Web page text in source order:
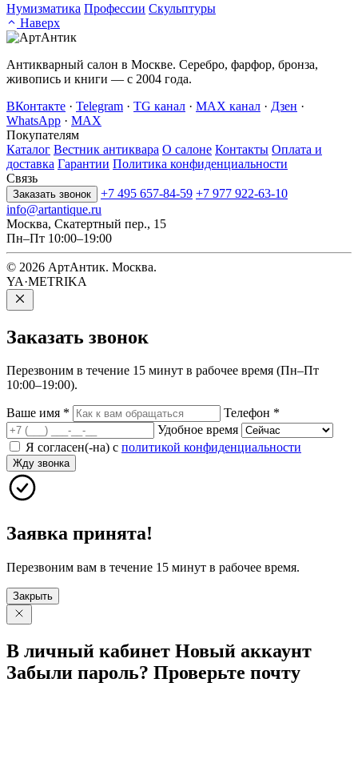
Нумизматика Профессии Скульптуры
Наверх
Антикварный салон в Москве. Серебро, фарфор, бронза,
живопись и книги — с 2004 года.
ВКонтакте · Telegram · TG канал · MAX канал · Дзен ·
WhatsApp · MAX
Покупателям
Каталог Вестник антиквара О салоне Контакты Оплата и
доставка Гарантии Политика конфиденциальности
Связь
Заказать звонок +7 495 657-84-59 +7 977 922-63-10
info@artantique.ru
Москва, Скатертный пер., 15
Пн–Пт 10:00–19:00
© 2026 АртАнтик. Москва.
YA·METRIKA
Заказать звонок
Перезвоним в течение 15 минут в рабочее время (Пн–Пт
10:00–19:00).
Ваше имя * Телефон *
Удобное время
Я согласен(-на) с политикой конфиденциальности
Жду звонка
Заявка принята!
Перезвоним вам в течение 15 минут в рабочее время.
Закрыть
В личный кабинет Новый аккаунт
Забыли пароль? Проверьте почту